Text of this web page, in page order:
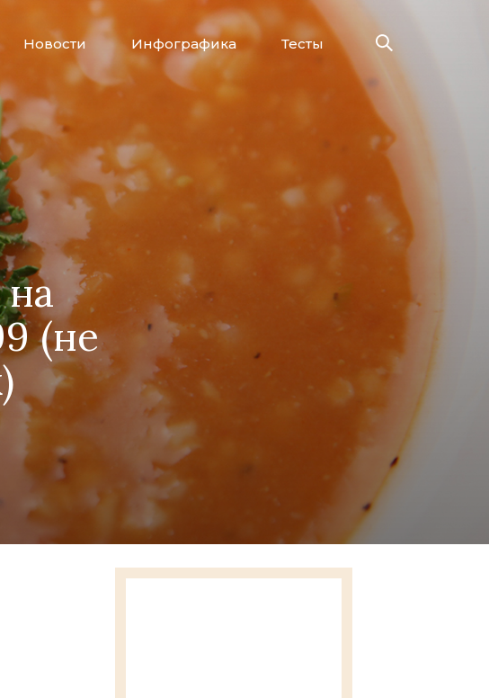
Новости Инфографика Тесты
(не